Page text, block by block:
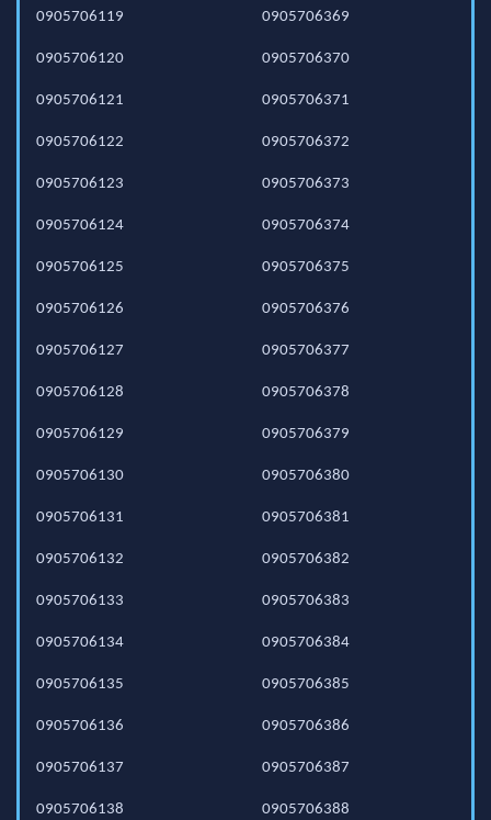
0905706119
0905706120
0905706121
0905706122
0905706123
0905706124
0905706125
0905706126
0905706127
0905706128
0905706129
0905706130
0905706131
0905706132
0905706133
0905706134
0905706135
0905706136
0905706137
0905706138
0905706369
0905706370
0905706371
0905706372
0905706373
0905706374
0905706375
0905706376
0905706377
0905706378
0905706379
0905706380
0905706381
0905706382
0905706383
0905706384
0905706385
0905706386
0905706387
0905706388